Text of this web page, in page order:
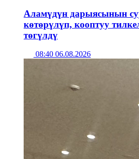
Аламүдүн дарыясынын
көтөрүлүп, кооптуу
төгүлдү
08:40 06.08.2026